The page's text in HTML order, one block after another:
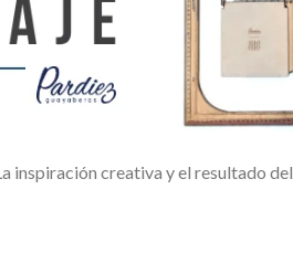
inspiración creativa y el resultado del